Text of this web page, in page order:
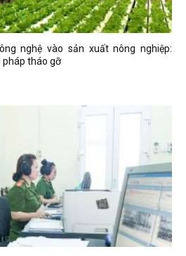
nghệ vào sản xuất nông nghiệp:
pháp tháo gỡ